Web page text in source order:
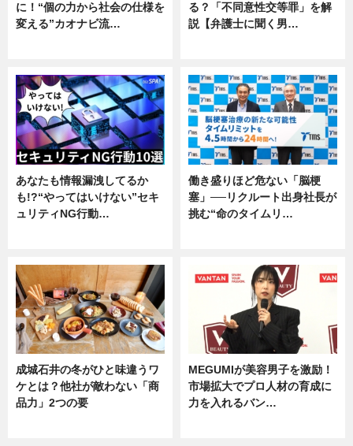
に！“個の力から社会の仕様を
変える”カオナビ流…
る？「不同意性交等罪」を解
説【弁護士に聞く男…
あなたも情報漏洩してるか
も!?“やってはいけない”セキ
ュリティNG行動…
働き盛りほど危ない「脳梗
塞」──リクルート出身社長が
挑む“命のタイムリ…
成城石井の冬がひと味違うワ
ケとは？他社が敵わない「商
品力」2つの要
MEGUMIが美容男子を激励！
市場拡大でプロ人材の育成に
力を入れるバン…